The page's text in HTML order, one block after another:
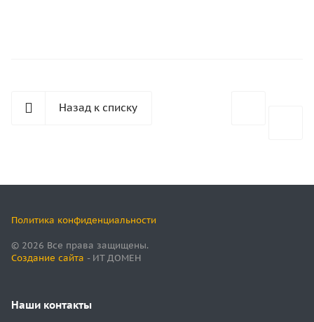
Назад к списку
Политика конфиденциальности
© 2026 Все права защищены.
Создание сайта - ИТ ДОМЕН
Наши контакты